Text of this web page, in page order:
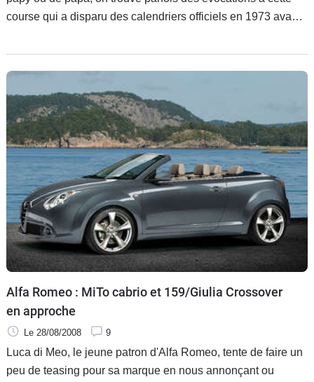
course qui a disparu des calendriers officiels en 1973 avant
trop.
Alfa Romeo : MiTo cabrio et 159/Giulia Crossover
en approche
Le 28/08/2008 9
Luca di Meo, le jeune patron d'Alfa Romeo, tente de faire un
peu de teasing pour sa marque en nous annonçant ou